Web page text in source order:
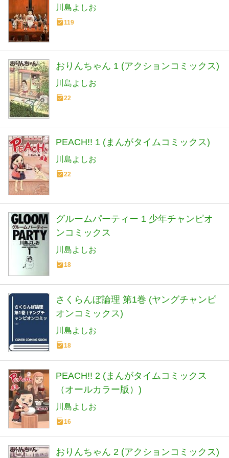
川島よしお
119
おりんちゃん 1 (アクションコミックス)
川島よしお
22
PEACH!! 1 (まんがタイムコミックス)
川島よしお
22
グルームパーティー 1 少年チャンピオ
ンコミックス
川島よしお
18
さくらんぼ論理 第1巻 (ヤングチャンピ
オンコミックス)
川島よしお
18
PEACH!! 2 (まんがタイムコミックス
（オールカラー版）)
川島よしお
16
おりんちゃん 2 (アクションコミックス)